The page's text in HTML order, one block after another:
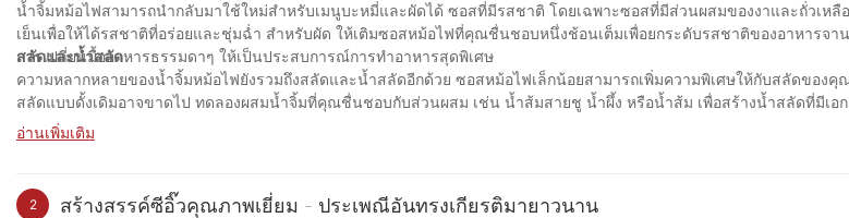
น้ำจิ้มหม้อไฟสามารถนำกลับมาใช้ใหม่สำหรับเมนูบะหมี่และผัดได้ ซอสที่มีรสชาติ โดยเฉพาะซอสที่มีส่วนผสมของงาและถั่วเหลื
เย็นเพื่อให้ได้รสชาติที่อร่อยและชุ่มฉ่ำ สำหรับผัด ให้เติมซอสหม้อไฟที่คุณชื่นชอบหนึ่งช้อนเต็มเพื่อยกระดับรสชาติของอาหารจา
การเปลี่ยนมื้ออาหารธรรมดาๆ ให้เป็นประสบการณ์การทำอาหารสุดพิเศษ
สลัดและน้ำสลัด
ความหลากหลายของน้ำจิ้มหม้อไฟยังรวมถึงสลัดและน้ำสลัดอีกด้วย ซอสหม้อไฟเล็กน้อยสามารถเพิ่มความพิเศษให้กับสลัดของ
สลัดแบบดั้งเดิมอาจขาดไป ทดลองผสมน้ำจิ้มที่คุณชื่นชอบกับส่วนผสม เช่น น้ำส้มสายชู น้ำผึ้ง หรือน้ำส้ม เพื่อสร้างน้ำสลัดที่มีเอ
ของคุณ
อ่านเพิ่มเติม
2 สร้างสรรค์ซีอิ๊วคุณภาพเยี่ยม - ประเพณีอันทรงเกียรติมายาวนาน